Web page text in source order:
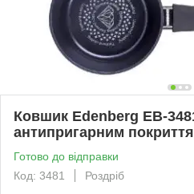
Ковшик Edenberg EB-
антипригарним
Готово до відправки
Код: 3481
Роздріб